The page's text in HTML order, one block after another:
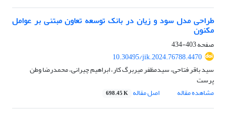
طراحی مدل سود و زیان در بانک توسعه تعاون مبتنی بر عوامل
مکنون
صفحه403-434
10.30495/jik.2024.76788.4470
سید باقر فتاحی، سیدمظفر میربرگ کار، ابراهیم چیرانی، محمدرضا وطن
پرست
مشاهده مقاله
اصل مقاله 698.45 K